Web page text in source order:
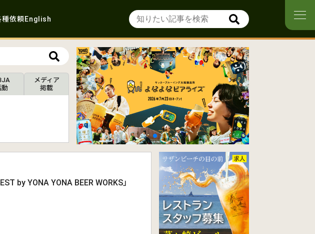
種依頼English
動
メディア
掲載
by YONA YONA BEER WORKS」